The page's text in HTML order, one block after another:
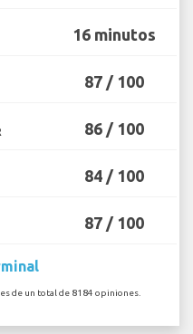
16 minutos
87 / 100
86 / 100
84 / 100
87 / 100
de un total de 8184 opiniones.